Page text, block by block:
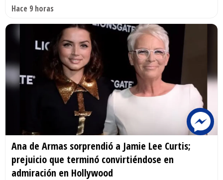
Hace 9 horas
Ana de Armas sorprendió a Jamie Lee Curtis;
prejuicio que terminó convirtiéndose en
admiración en Hollywood